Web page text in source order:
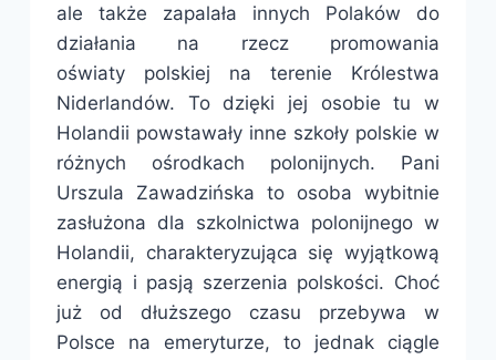
ale także zapalała innych Polaków do
działania na rzecz promowania
oświaty polskiej na terenie Królestwa
Niderlandów. To dzięki jej osobie tu w
Holandii powstawały inne szkoły polskie w
różnych ośrodkach polonijnych. Pani
Urszula Zawadzińska to osoba wybitnie
zasłużona dla szkolnictwa polonijnego w
Holandii, charakteryzująca się wyjątkową
energią i pasją szerzenia polskości. Choć
już od dłuższego czasu przebywa w
Polsce na emeryturze, to jednak ciągle